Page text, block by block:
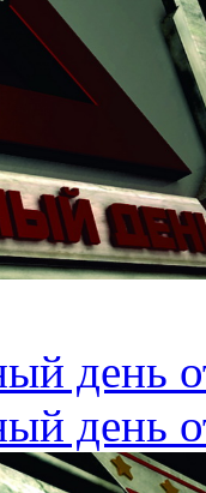
день
день